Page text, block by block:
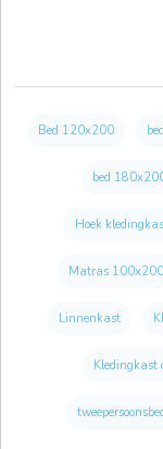
Bed 120x200
bed
Hoek
Matras 100x200
Linnenkast
Kledingkast